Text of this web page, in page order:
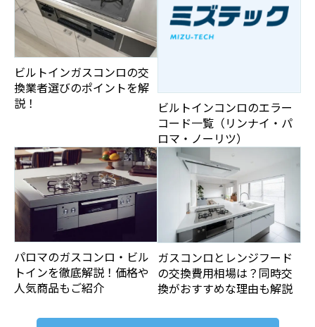
ビルトインガスコンロの交
換業者選びのポイントを解
説！
ビルトインコンロのエラー
コード一覧（リンナイ・パ
ロマ・ノーリツ）
パロマのガスコンロ・ビル
トインを徹底解説！価格や
人気商品もご紹介
ガスコンロとレンジフード
の交換費用相場は？同時交
換がおすすめな理由も解説